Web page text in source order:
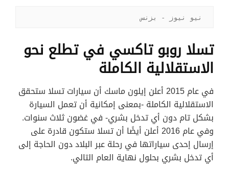
نيو نيوز - بزنس
تسلا روبو تاكسي في تطلع نحو
الاستقلالية الكاملة
في عام 2015 أعلن إيلون ماسك أن سيارات تسلا ستحقق
الاستقلالية الكاملة -بمعنى إمكانية أن تعمل السيارة
بشكل تام دون أي تدخل بشري- في غضون ثلاث سنوات.
وفي عام 2016 أعلن أيضًا أن تسلا ستكون قادرة على
إرسال إحدى سياراتها في رحلة عبر البلاد دون الحاجة إلى
أي تدخل بشري بحلول نهاية العام التالي.